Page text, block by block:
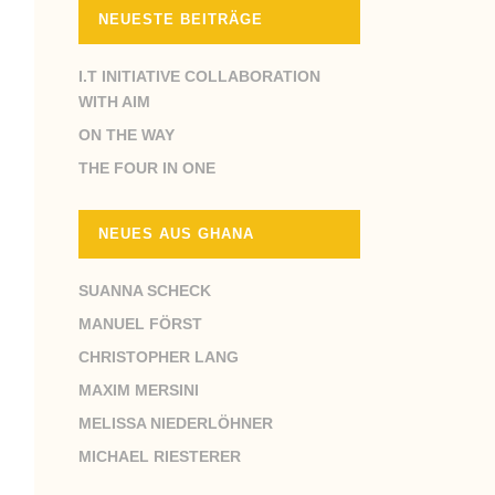
NEUESTE BEITRÄGE
I.T INITIATIVE COLLABORATION
WITH AIM
ON THE WAY
THE FOUR IN ONE
NEUES AUS GHANA
SUANNA SCHECK
MANUEL FÖRST
CHRISTOPHER LANG
MAXIM MERSINI
MELISSA NIEDERLÖHNER
MICHAEL RIESTERER